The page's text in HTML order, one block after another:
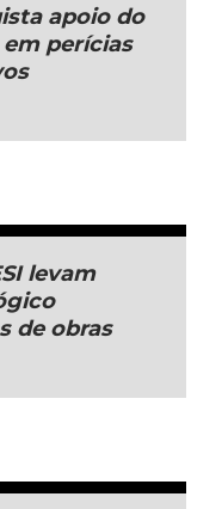
apoio do
em perícias
levam
de obras